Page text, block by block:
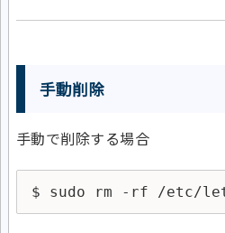
手動削除
手動で削除する場合
$ sudo rm -rf /etc/